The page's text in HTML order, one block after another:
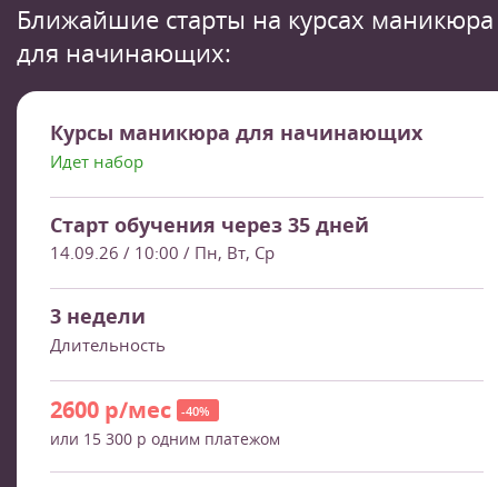
Ближайшие старты на курсах маникюра
для начинающих:
Курсы маникюра для начинающих
Идет набор
Старт обучения через 35 дней
14.09.26 / 10:00 / Пн, Вт, Ср
3 недели
Длительность
2600 р/мес -40%
или 15 300 р одним платежом